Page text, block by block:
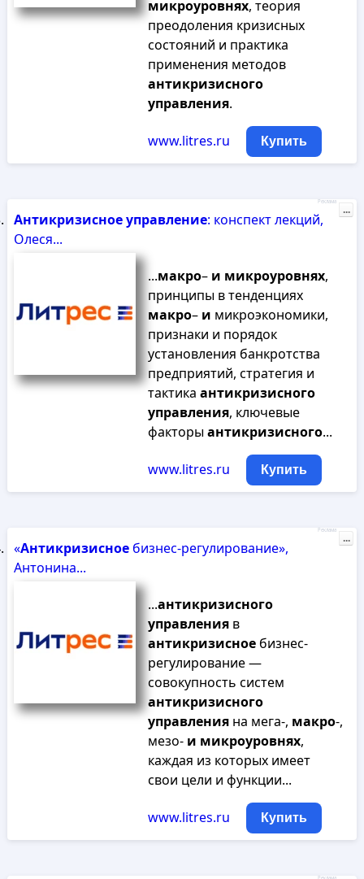
микроуровнях, теория
преодоления кризисных
состояний и практика
применения методов
антикризисного
управления.
www.litres.ru Купить
Антикризисноеуправление: конспект лекций,
Олеся...
...макро– и микроуровнях,
принципы в тенденциях
макро– и микроэкономики,
признаки и порядок
установления банкротства
предприятий, стратегия и
тактика антикризисного
управления, ключевые
факторыантикризисного...
www.litres.ru Купить
Реклама
...
«Антикризисноебизнес-регулирование»,
Антонина...
...антикризисного
управленияв
антикризисноебизнес-
регулирование —
совокупность систем
антикризисного
управленияна мега-, макро-,
мезо- и микроуровнях,
каждая из которых имеет
свои цели и функции...
www.litres.ru Купить
Реклама
...